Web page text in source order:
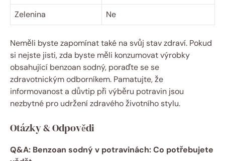
Zelenina
Ne
Neměli byste zapomínat také na svůj stav zdraví. Pokud
si nejste jisti, zda byste měli konzumovat výrobky
obsahující benzoan sodný, poraďte se se
zdravotnickým odborníkem. Pamatujte, že
informovanost a důvtip při výběru potravin jsou
nezbytné pro udržení zdravého životního stylu.
Otázky & Odpovědi
Q&A: Benzoan sodný v potravinách: Co potřebujete